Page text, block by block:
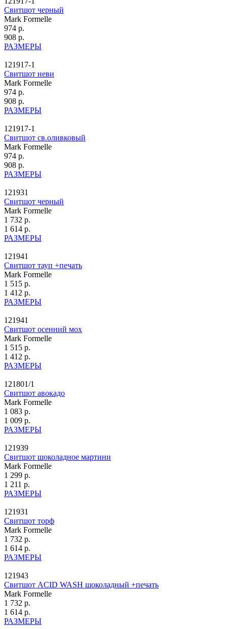
Свитшот черный
Mark Formelle
974 р.
908 р.
РАЗМЕРЫ
121917-1
Свитшот неви
Mark Formelle
974 р.
908 р.
РАЗМЕРЫ
121917-1
Свитшот св.оливковый
Mark Formelle
974 р.
908 р.
РАЗМЕРЫ
121931
Свитшот черный
Mark Formelle
1 732 р.
1 614 р.
РАЗМЕРЫ
121941
Свитшот тауп +печать
Mark Formelle
1 515 р.
1 412 р.
РАЗМЕРЫ
121941
Свитшот осенний мох
Mark Formelle
1 515 р.
1 412 р.
РАЗМЕРЫ
121801/1
Свитшот авокадо
Mark Formelle
1 083 р.
1 009 р.
РАЗМЕРЫ
121939
Свитшот шоколадное мартини
Mark Formelle
1 299 р.
1 211 р.
РАЗМЕРЫ
121931
Свитшот торф
Mark Formelle
1 732 р.
1 614 р.
РАЗМЕРЫ
121943
Свитшот ACID WASH шоколадный +печать
Mark Formelle
1 732 р.
1 614 р.
РАЗМЕРЫ